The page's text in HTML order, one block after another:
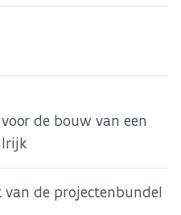
de bouw van een
de projectenbundel